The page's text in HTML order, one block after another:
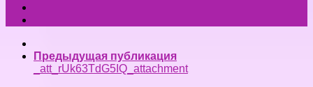
Предыдущая публикация
_att_rUk63TdG5IQ_attachment